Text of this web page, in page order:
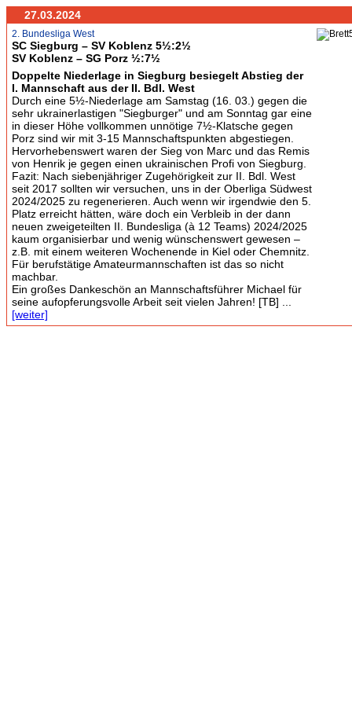
27.03.2024
2. Bundesliga West
SC Siegburg – SV Koblenz 5½:2½
SV Koblenz – SG Porz ½:7½
Doppelte Niederlage in Siegburg besiegelt Abstieg der
I. Mannschaft aus der II. Bdl. West
Durch eine 5½-Niederlage am Samstag (16. 03.) gegen die
sehr ukrainerlastigen "Siegburger" und am Sonntag gar eine
in dieser Höhe vollkommen unnötige 7½-Klatsche gegen
Porz sind wir mit 3-15 Mannschaftspunkten abgestiegen.
Hervorhebenswert waren der Sieg von Marc und das Remis
von Henrik je gegen einen ukrainischen Profi von Siegburg.
Fazit: Nach siebenjähriger Zugehörigkeit zur II. Bdl. West
seit 2017 sollten wir versuchen, uns in der Oberliga Südwest
2024/2025 zu regenerieren. Auch wenn wir irgendwie den 5.
Platz erreicht hätten, wäre doch ein Verbleib in der dann
neuen zweigeteilten II. Bundesliga (à 12 Teams) 2024/2025
kaum organisierbar und wenig wünschenswert gewesen –
z.B. mit einem weiteren Wochenende in Kiel oder Chemnitz.
Für berufstätige Amateurmannschaften ist das so nicht
machbar.
Ein großes Dankeschön an Mannschaftsführer Michael für
seine aufopferungsvolle Arbeit seit vielen Jahren! [TB] ...
[weiter]